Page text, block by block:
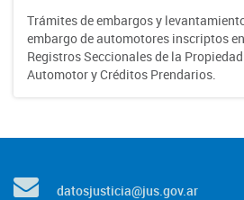
Trámites de embargos y
embargo de automotores inscriptos
Registros Seccionales de la
Automotor y Créditos Prendarios.
datosjusticia@jus.gov.ar